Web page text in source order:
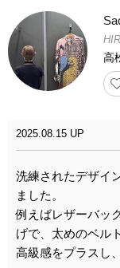
高
2025.08.15 UP
洗練されたデザイ
ました。
例えばレザーバッ
げで、太めのベル
高級感をプラスし